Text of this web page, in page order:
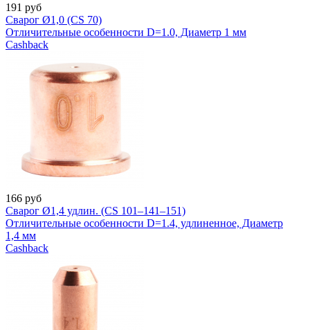
191 руб
Сварог Ø1,0 (CS 70)
Отличительные особенности D=1.0, Диаметр 1 мм
Cashback
166 руб
Сварог Ø1,4 удлин. (CS 101–141–151)
Отличительные особенности D=1.4, удлиненное, Диаметр
1,4 мм
Cashback